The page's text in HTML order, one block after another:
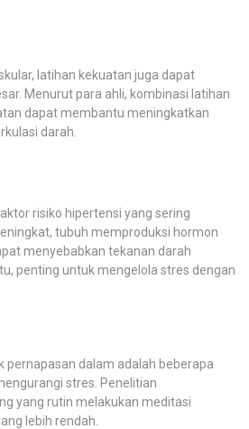
latihan kekuatan juga dapat
Menurut para ahli, kombinasi latihan
dapat membantu meningkatkan
darah.
risiko hipertensi yang sering
tubuh memproduksi hormon
menyebabkan tekanan darah
penting untuk mengelola stres dengan
pernapasan dalam adalah beberapa
stres. Penelitian
yang rutin melakukan meditasi
lebih rendah.